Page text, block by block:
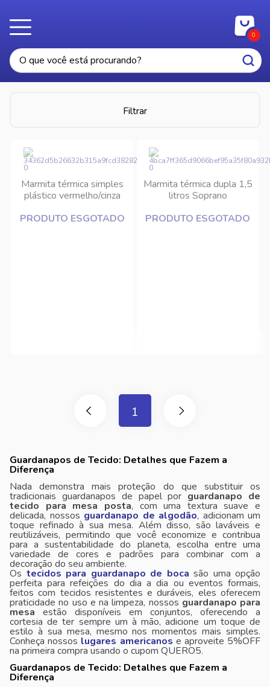
0
Filtrar
Marmita térmica simples
plástico vermelho/cinza
PRODUTO ESGOTADO
Marmita térmica dupla 1,5
litros Soprano
PRODUTO ESGOTADO
1
Guardanapos de Tecido: Detalhes que Fazem a
Diferença
Nada demonstra mais proteção do que substituir os
tradicionais guardanapos de papel por guardanapo de
tecido para mesa posta, com uma textura suave e
delicada, nossos guardanapo de algodão, adicionam um
toque refinado à sua mesa. Além disso, são laváveis ​​e
reutilizáveis, permitindo que você economize e contribua
para a sustentabilidade do planeta, escolha entre uma
variedade de cores e padrões para combinar com a
decoração do seu ambiente.
Os tecidos para guardanapo de boca são uma opção
perfeita para refeições do dia a dia ou eventos formais,
feitos com tecidos resistentes e duráveis, eles oferecem
praticidade no uso e na limpeza, nossos guardanapo para
mesa estão disponíveis em conjuntos, oferecendo a
cortesia de ter sempre um à mão, adicione um toque de
estilo à sua mesa, mesmo nos momentos mais simples.
Conheça nossos lugares americanos e aproveite 5%OFF
na primeira compra usando o cupom QUERO5.
Guardanapos de Tecido: Detalhes que Fazem a
Diferença